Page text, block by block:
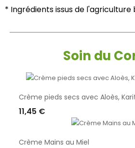
* Ingrédients issus de l'agriculture
Soin du
Crème pieds secs avec Aloès,
11,45 €
Ajouter Au Panier
Crème Mains au Miel